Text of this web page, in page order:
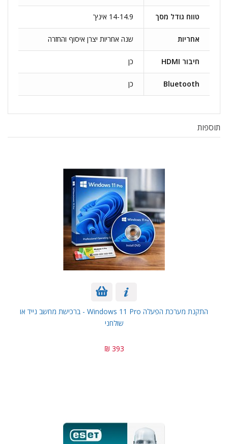
טווח גודל מסך 14-14.9 אינץ'
אחריות שנה אחריות יצרן איסוף והחזרה
חיבור HDMI כן
Bluetooth כן
תוספות
התקנת מערכת הפעלה Windows 11 Pro - ברכישת מחשב נייד או
שולחני
393 ₪